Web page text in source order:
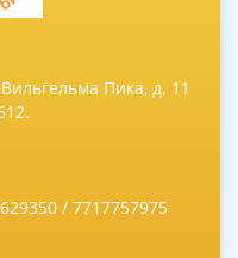
Пика, д. 11
/ 7717757975